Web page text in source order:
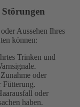
Aussehen Ihres
können:
Trinken und
oder
Fütterung.
oder
haben.